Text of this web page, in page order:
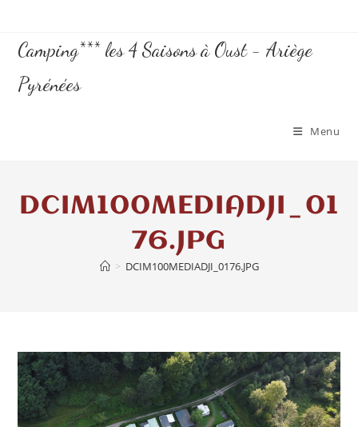
Camping*** les 4 Saisons à Oust - Ariège
Pyrénées
Menu
DCIM100MEDIADJI_01
76.JPG
> DCIM100MEDIADJI_0176.JPG